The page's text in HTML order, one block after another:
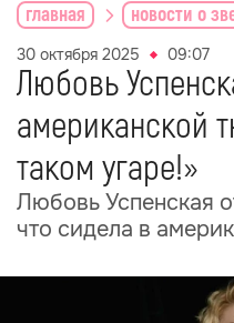
главная новости о
30 октября 2025 09:07
Любовь
американской
таком угаре!»
Любовь Успенская
что сидела в